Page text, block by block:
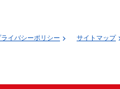
ライバシーポリシー サイトマップ